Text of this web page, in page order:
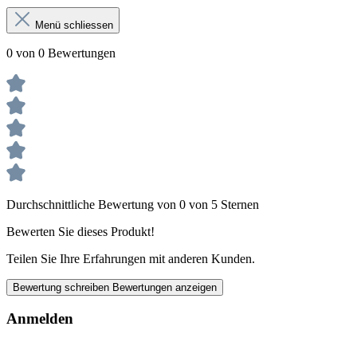
Menü schliessen
0 von 0 Bewertungen
Durchschnittliche Bewertung von 0 von 5 Sternen
Bewerten Sie dieses Produkt!
Teilen Sie Ihre Erfahrungen mit anderen Kunden.
Bewertung schreiben Bewertungen anzeigen
Anmelden